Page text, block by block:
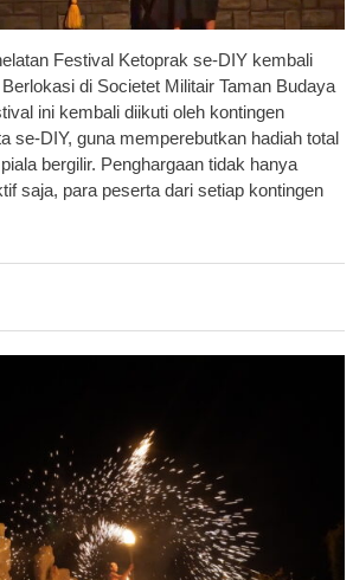
Festival Ketoprak se-DIY kembali
di Societet Militair Taman Budaya
ini kembali diikuti oleh kontingen
se-DIY, guna memperebutkan hadiah total
bergilir. Penghargaan tidak hanya
saja, para peserta dari setiap kontingen